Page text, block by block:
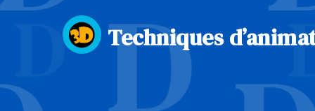
Techniques